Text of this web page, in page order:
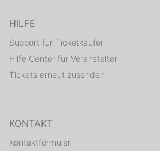
HILFE
Support für Ticketkäufer
Hilfe Center für Veranstalter
Tickets erneut zusenden
KONTAKT
Kontaktformular